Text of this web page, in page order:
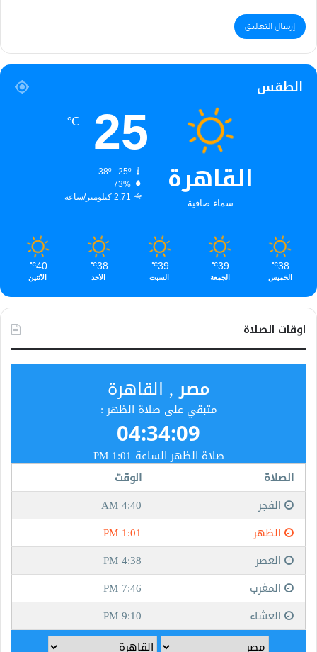
الطقس
القاهرة
سماء صافية
25
℃
38º - 25º
73%
2.71 كيلومتر/ساعة
38
℃
الخميس
39
℃
الجمعة
39
℃
السبت
38
℃
الأحد
40
℃
الأثنين
اوقات الصلاة